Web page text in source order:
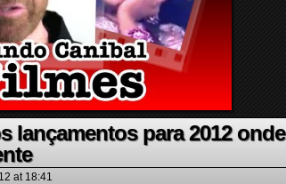
lançamentos para 2012 onde
at 18:41